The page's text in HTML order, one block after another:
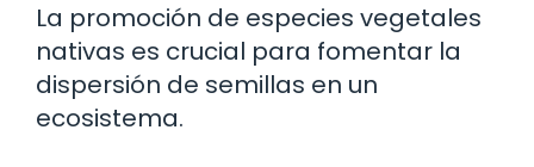
La promoción de especies vegetales
nativas es crucial para fomentar la
dispersión de semillas en un
ecosistema.